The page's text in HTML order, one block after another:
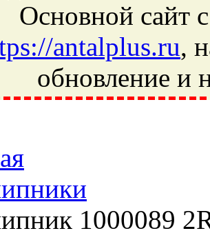
Основной сайт
antalplus.ru,
обновление и
пневматика, метизы, техника,
1000089